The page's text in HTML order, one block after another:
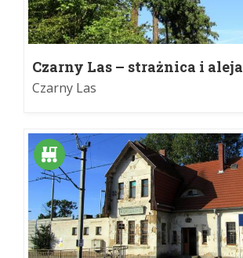
Czarny Las – strażnica i aleja
daglezjowa
Czarny Las